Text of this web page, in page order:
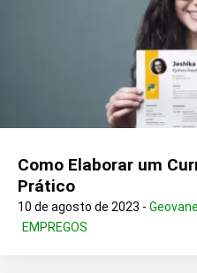
Como Elaborar um
Prático
10 de agosto de 2023 -
EMPREGOS